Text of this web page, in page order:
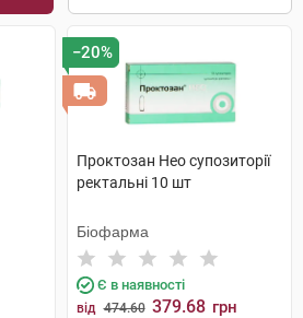
−20%
Проктозан Нео супозиторії
ректальні 10 шт
Біофарма
Є в наявності
від 474.60 379.68 грн